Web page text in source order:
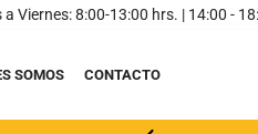
a Viernes: 8:00-13:00 hrs. | 14:00 -
SOMOS CONTACTO